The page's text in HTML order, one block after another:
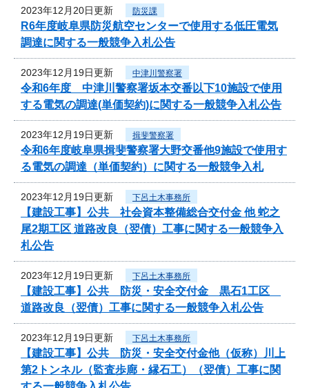
2023年12月20日更新 防災課
R6年度岐阜県防災航空センターで使用する低圧電気
調達に関する一般競争入札公告
2023年12月19日更新 中津川警察署
令和6年度 中津川警察署坂本交番以下10施設で使用
する電気の調達(単価契約)に関する一般競争入札公告
2023年12月19日更新 揖斐警察署
令和6年度岐阜県揖斐警察署大野交番他9施設で使用す
る電気の調達（単価契約）に関する一般競争入札
2023年12月19日更新 下呂土木事務所
【建設工事】公共 社会資本整備総合交付金 他 蛇之
尾2期工区 道路改良（翌債）工事に関する一般競争入
札公告
2023年12月19日更新 下呂土木事務所
【建設工事】公共 防災・安全交付金 黒石1工区
道路改良（翌債）工事に関する一般競争入札公告
2023年12月19日更新 下呂土木事務所
【建設工事】公共 防災・安全交付金他（仮称）川上
第2トンネル（監査歩廊・縁石工）（翌債）工事に関